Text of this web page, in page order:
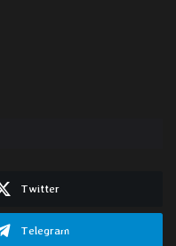
Twitter
Telegram